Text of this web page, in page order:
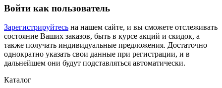
Войти как пользователь
Зарегистрируйтесь на нашем сайте, и вы сможете отслеживать
состояние Ваших заказов, быть в курсе акций и скидок, а
также получать индивидуальные предложения. Достаточно
однократно указать свои данные при регистрации, и в
дальнейшем они будут подставляться автоматически.
Каталог